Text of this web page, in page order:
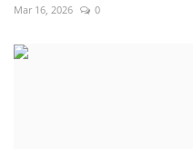
Mar 16, 2026 0